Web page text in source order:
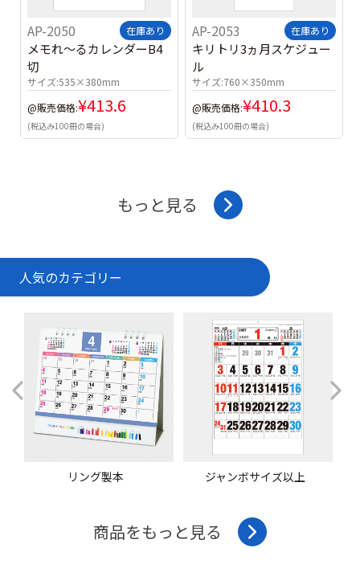
AP-2050 在庫あり
メモれ～るカレンダーB4
切
サイズ:535×380mm
@販売価格:¥413.6
(税込み100冊の場合)
AP-2053 在庫あり
キリトリ3ヵ月スケジュー
ル
サイズ:760×350mm
@販売価格:¥410.3
(税込み100冊の場合)
もっと見る
人気のカテゴリー
リング製本 ジャンボサイズ以上
商品をもっと見る